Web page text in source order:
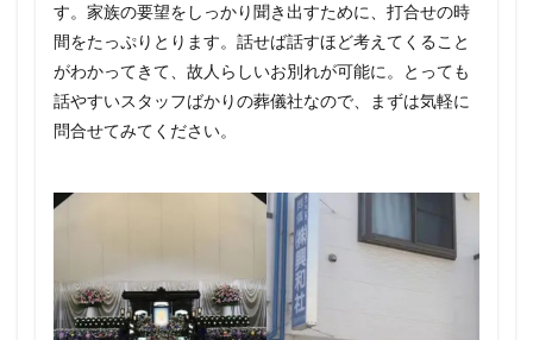
す。家族の要望をしっかり聞き出すために、打合せの時
間をたっぷりとります。話せば話すほど考えてくること
がわかってきて、故人らしいお別れが可能に。とっても
話やすいスタッフばかりの葬儀社なので、まずは気軽に
問合せてみてください。